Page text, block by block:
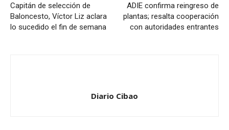
Capitán de selección de
Baloncesto, Víctor Liz aclara
lo sucedido el fin de semana
ADIE confirma reingreso de
plantas; resalta cooperación
con autoridades entrantes
Diario Cibao